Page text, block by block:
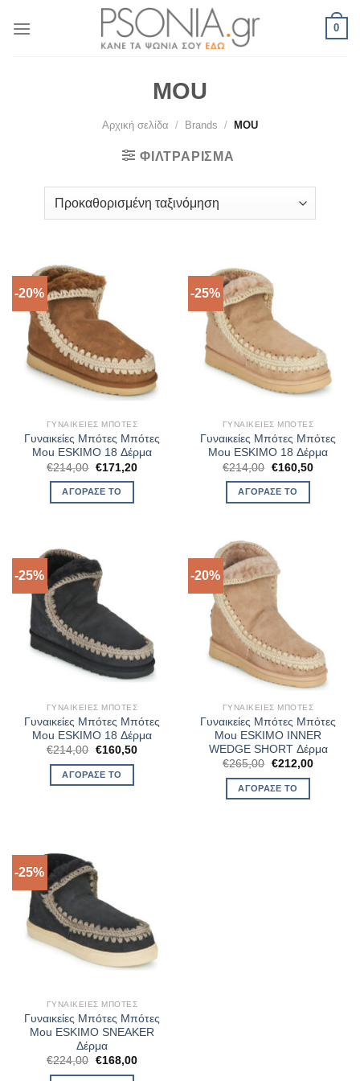
0
MOU
Αρχική σελίδα / Brands / MOU
ΦΙΛΤΡΆΡΙΣΜΑ
-20%
ΓΥΝΑΙΚΕΊΕΣ ΜΠΌΤΕΣ
Γυναικείες Μπότες Μπότες
Mou ESKIMO 18 Δέρμα
€214,00 Original
was:
€214,00.
€171,20Η
ΑΓΌΡΑΣΈ ΤΟ
-25%
ΓΥΝΑΙΚΕΊΕΣ ΜΠΌΤΕΣ
Γυναικείες Μπότες Μπότες
Mou ESKIMO 18 Δέρμα
€214,00 Original
was:
€214,00.
€160,50Η
ΑΓΌΡΑΣΈ ΤΟ
-25%
ΓΥΝΑΙΚΕΊΕΣ ΜΠΌΤΕΣ
Γυναικείες Μπότες Μπότες
Mou ESKIMO 18 Δέρμα
€214,00 Original
was:
€214,00.
€160,50Η
ΑΓΌΡΑΣΈ ΤΟ
-20%
ΓΥΝΑΙΚΕΊΕΣ ΜΠΌΤΕΣ
Γυναικείες Μπότες Μπότες
Mou ESKIMO INNER
WEDGE SHORT Δέρμα
€265,00 Original
was:
€265,00.
€212,00Η
ΑΓΌΡΑΣΈ ΤΟ
-25%
ΓΥΝΑΙΚΕΊΕΣ ΜΠΌΤΕΣ
Γυναικείες Μπότες Μπότες
Mou ESKIMO SNEAKER
Δέρμα
€224,00 Original
€168,00Η